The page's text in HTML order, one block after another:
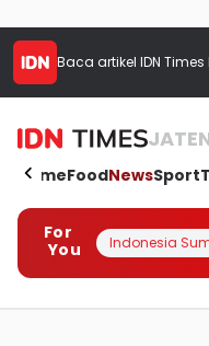
Baca artikel IDN Times
HomeFoodNewsSport
For
You
Indonesia